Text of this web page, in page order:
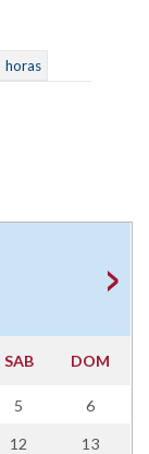
horas
SAB DOM
5 6
12 13